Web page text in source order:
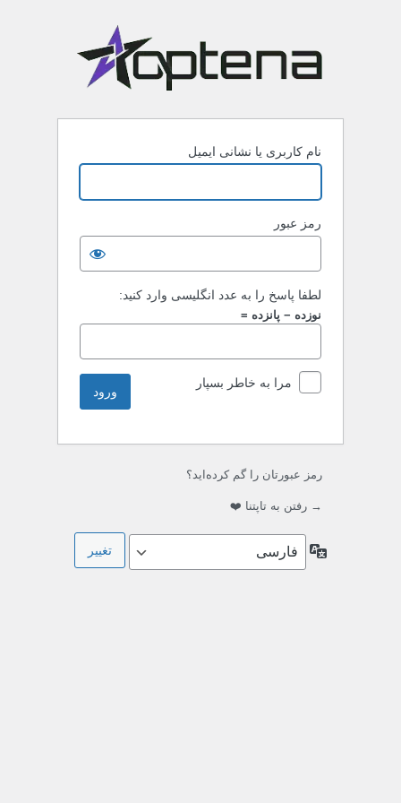
نام کاربری یا نشانی ایمیل
رمز عبور
لطفا پاسخ را به عدد انگلیسی وارد کنید:
نوزده − پانزده =
مرا به خاطر بسپار
رمز عبورتان را گم کرده‌اید؟
→ رفتن به تاپتنا ❤️
زبان